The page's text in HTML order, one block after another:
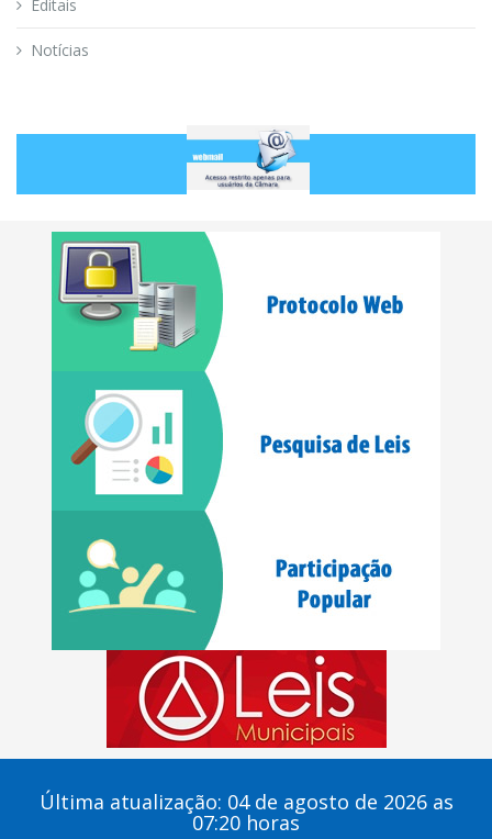
Editais
Notícias
Última atualização: 04 de agosto de 2026 as
07:20 horas